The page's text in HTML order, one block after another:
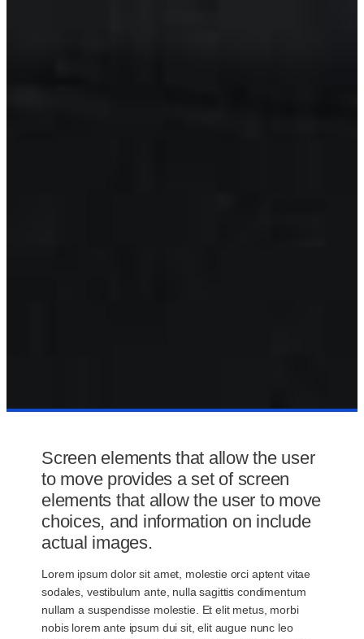
Screen elements that allow the user
to move provides a set of screen
elements that allow the user to move
choices, and information on include
actual images.
Lorem ipsum dolor sit amet, molestie orci aptent vitae
sodales, vestibulum ante, nulla sagittis condimentum
nullam a suspendisse molestie. Et elit metus, morbi
nobis lorem ante ipsum dui sit, elit augue nunc leo